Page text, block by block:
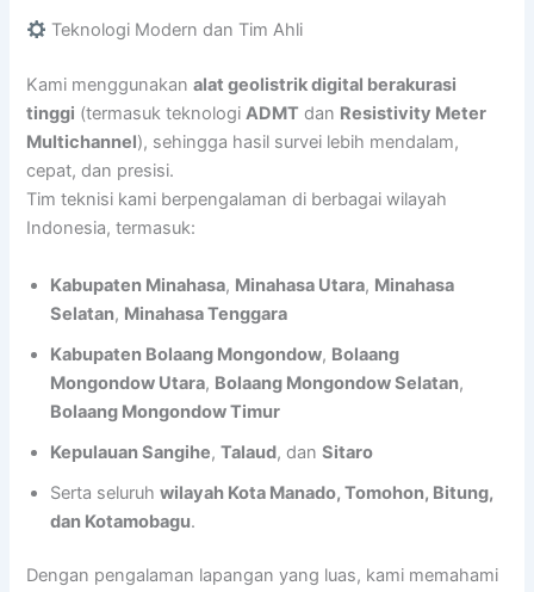
Teknologi Modern dan Tim Ahli
Kami menggunakanalat geolistrik digital berakurasi
tinggi (termasuk teknologiADMT dan Resistivity Meter
Multichannel), sehingga hasil survei lebih mendalam,
cepat, dan presisi.
Tim teknisi kami berpengalaman di berbagai wilayah
Indonesia, termasuk:
Kabupaten Minahasa, Minahasa Utara, Minahasa
Selatan, Minahasa Tenggara
Kabupaten Bolaang Mongondow, Bolaang
Mongondow Utara, Bolaang Mongondow Selatan,
Bolaang Mongondow Timur
Kepulauan Sangihe,Talaud, danSitaro
Serta seluruhwilayah Kota Manado, Tomohon, Bitung,
dan Kotamobagu.
Dengan pengalaman lapangan yang luas, kami memahami